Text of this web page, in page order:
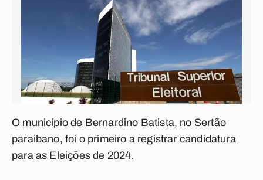
O município de Bernardino Batista, no Sertão
paraibano, foi o primeiro a registrar candidatura
para as Eleições de 2024.